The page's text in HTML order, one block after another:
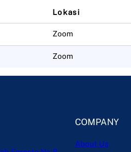
Lokasi
Zoom
Zoom
COMPANY
About Us